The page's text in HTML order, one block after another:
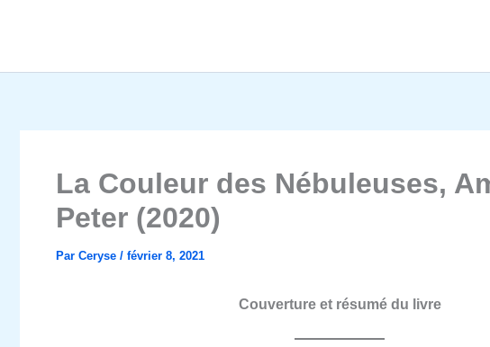
La Couleur des Nébuleuses,
Peter (2020)
Par Ceryse / février 8, 2021
Couverture et résumé du livre